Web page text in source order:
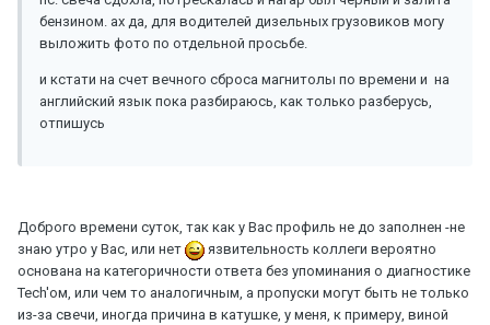
бензином. ах да, для водителей дизельных грузовиков могу
выложить фото по отдельной просьбе.
и кстати на счет вечного сброса магнитолы по времени и на
английский язык пока разбираюсь, как только разберусь,
отпишусь
Доброго времени суток, так как у Вас профиль не до заполнен -не
знаю утро у Вас, или нет
язвительность коллеги вероятно
основана на категоричности ответа без упоминания о диагностике
Tech'ом, или чем то аналогичным, а пропуски могут быть не только
из-за свечи, иногда причина в катушке, у меня, к примеру, виной